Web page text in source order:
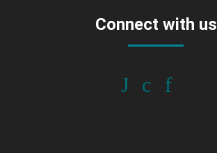
Connect with us